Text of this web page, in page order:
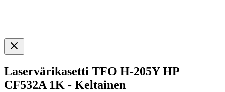
Laservärikasetti TFO H-205Y HP
CF532A 1K - Keltainen